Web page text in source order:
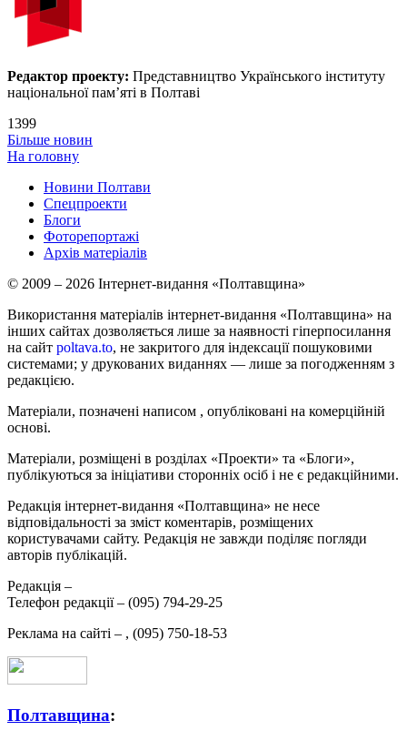
Редактор проекту: Представництво Українського інституту
національної пам’яті в Полтаві
1399
Більше новин
На головну
Новини Полтави
Спецпроекти
Блоги
Фоторепортажі
Архів матеріалів
© 2009 – 2026 Інтернет-видання «Полтавщина»
Використання матеріалів інтернет-видання «Полтавщина» на
інших сайтах дозволяється лише за наявності гіперпосилання
на сайт poltava.to, не закритого для індексації пошуковими
системами; у друкованих виданнях — лише за погодженням з
редакцією.
Матеріали, позначені написом , опубліковані на комерційній
основі.
Матеріали, розміщені в розділах «Проекти» та «Блоги»,
публікуються за ініціативи сторонніх осіб і не є редакційними.
Редакція інтернет-видання «Полтавщина» не несе
відповідальності за зміст коментарів, розміщених
користувачами сайту. Редакція не завжди поділяє погляди
авторів публікацій.
Редакція –
Телефон редакції – (095) 794-29-25
Реклама на сайті – , (095) 750-18-53
Полтавщина: